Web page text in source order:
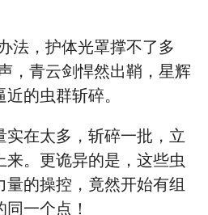
法，护体光罩撑不了多
，青云剑悍然出鞘，星辉
的虫群斩碎。
实在太多，斩碎一批，立
来。更诡异的是，这些虫
的操控，竟然开始有组
一个点！